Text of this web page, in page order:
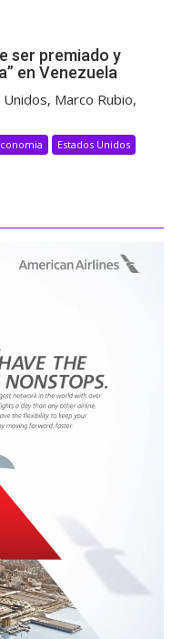
ser premiado y
en Venezuela
Marco Rubio,
Estados Unidos